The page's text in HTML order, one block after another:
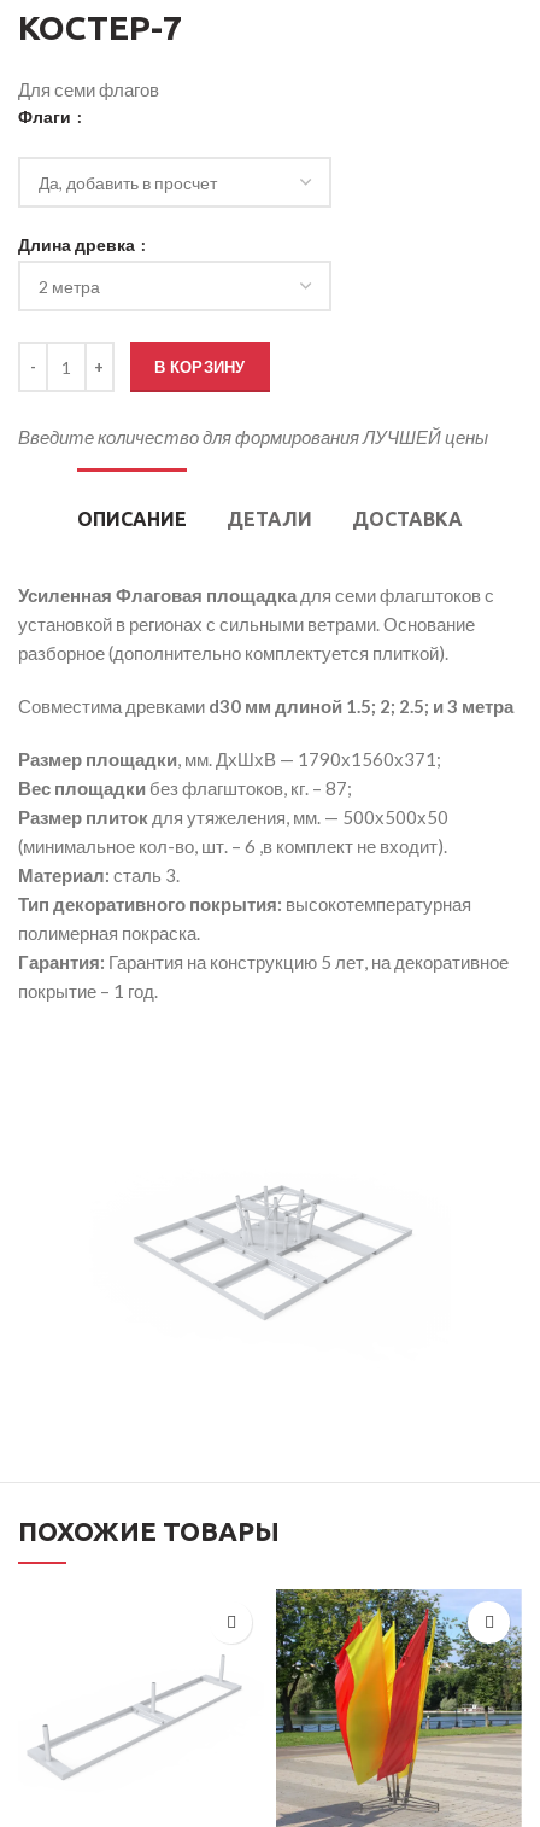
КОСТЕР-7
Для семи флагов
Флаги
Длина древка
В КОРЗИНУ
Введите количество для формирования ЛУЧШЕЙ цены
ОПИСАНИЕ ДЕТАЛИ ДОСТАВКА
Усиленная Флаговая площадка для семи флагштоков с
установкой в регионах с сильными ветрами. Основание
разборное (дополнительно комплектуется плиткой).
Совместима древками d30 мм длиной 1.5; 2; 2.5; и 3 метра
Размер площадки, мм. ДхШхВ — 1790х1560х371;
Вес площадки без флагштоков, кг. – 87;
Размер плиток для утяжеления, мм. — 500х500х50
(минимальное кол-во, шт. – 6 ,в комплект не входит).
Материал: сталь 3.
Тип декоративного покрытия: высокотемпературная
полимерная покраска.
Гарантия: Гарантия на конструкцию 5 лет, на декоративное
покрытие – 1 год.
ПОХОЖИЕ ТОВАРЫ